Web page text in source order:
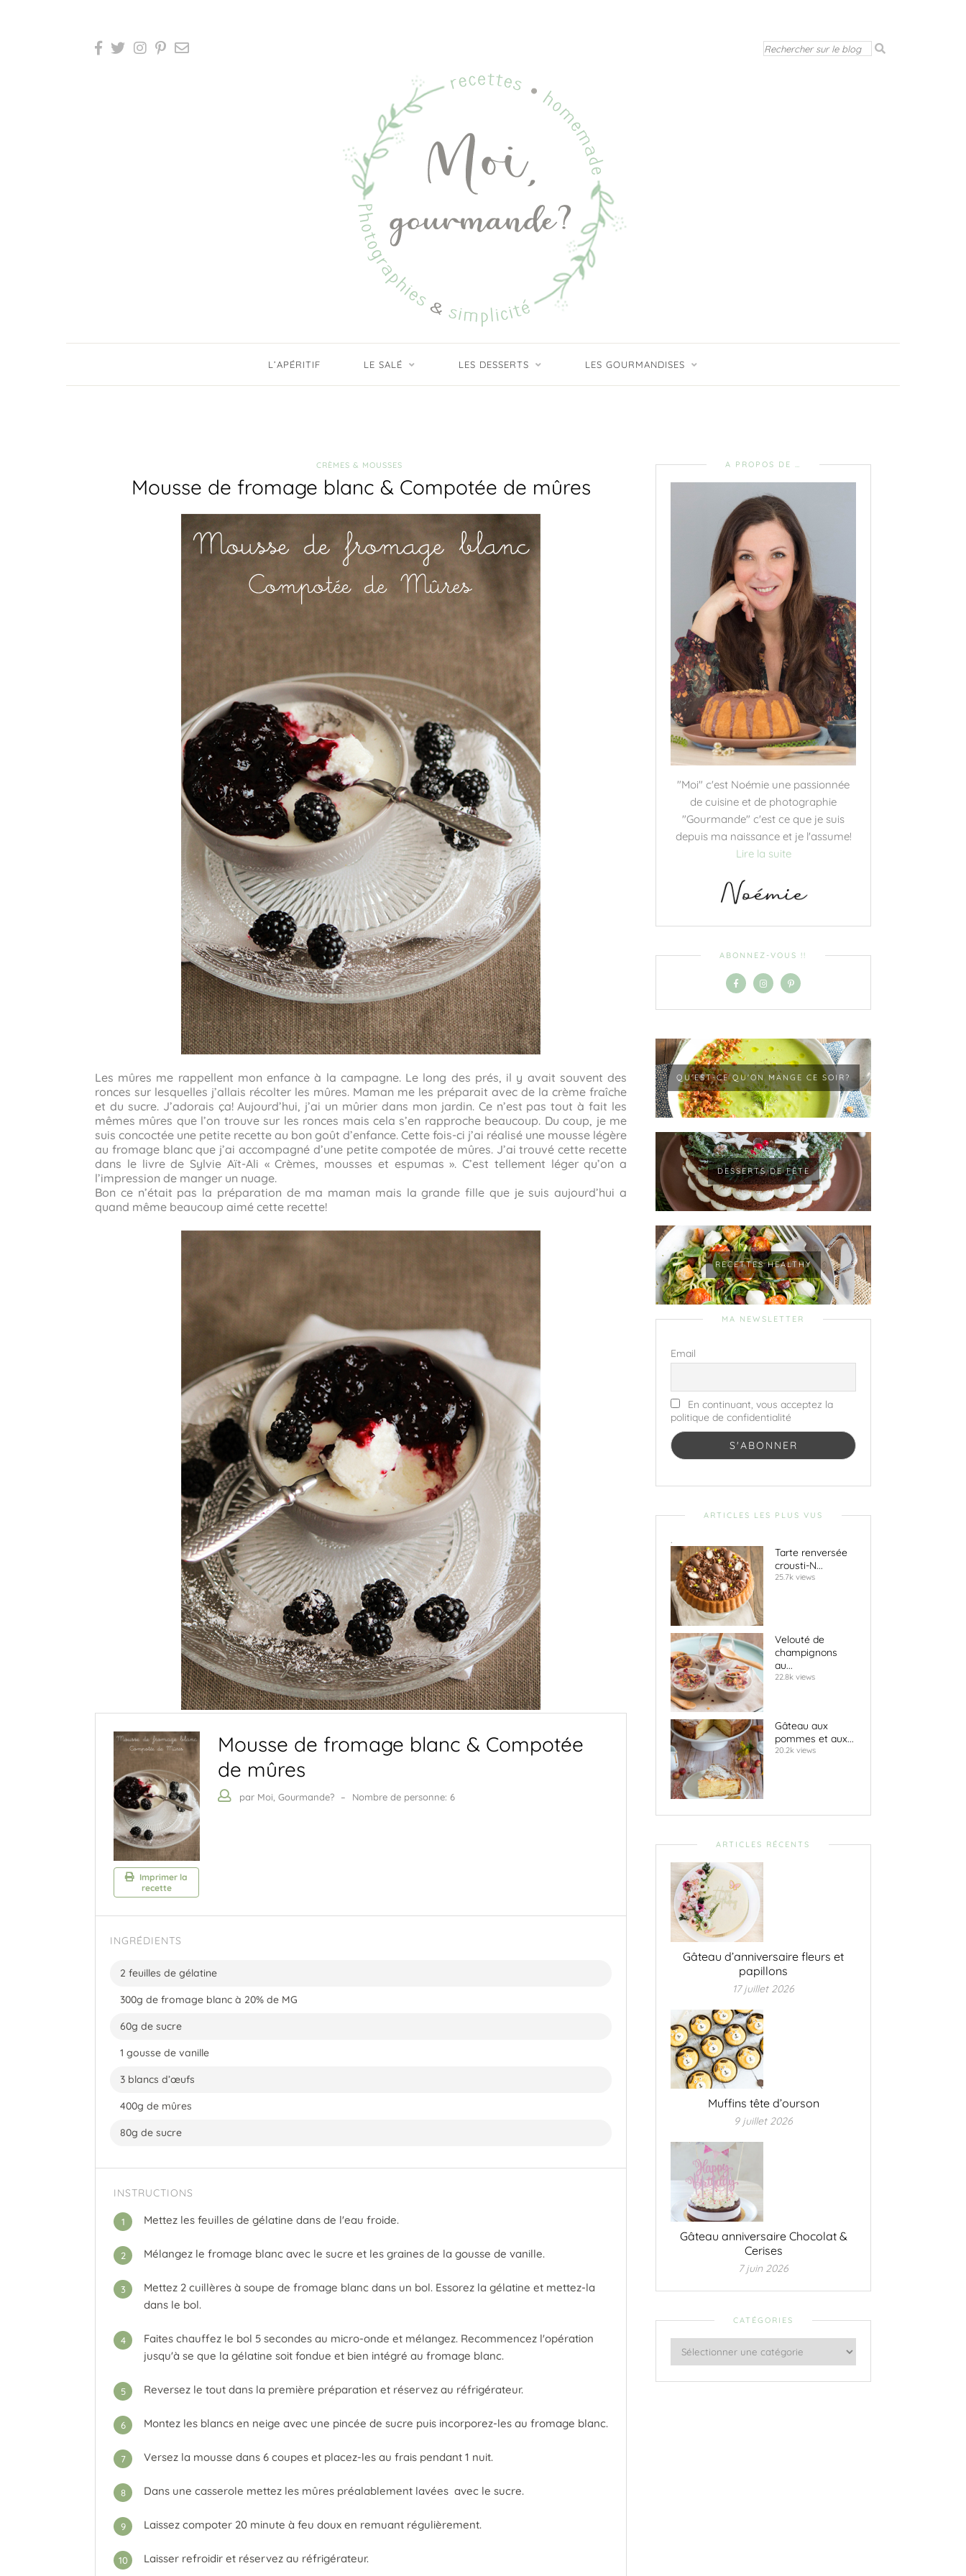
L’APÉRITIF LE SALÉ LES DESSERTS LES GOURMANDISES
CRÈMES & MOUSSES
Mousse de fromage blanc & Compotée de mûres
Les mûres me rappellent mon enfance à la campagne. Le long des prés, il y avait souvent des
ronces sur lesquelles j’allais récolter les mûres. Maman me les préparait avec de la crème fraîche
et du sucre. J’adorais ça! Aujourd’hui, j’ai un mûrier dans mon jardin. Ce n’est pas tout à fait les
mêmes mûres que l’on trouve sur les ronces mais cela s’en rapproche beaucoup. Du coup, je me
suis concoctée une petite recette au bon goût d’enfance. Cette fois-ci j’ai réalisé une mousse légère
au fromage blanc que j’ai accompagné d’une petite compotée de mûres. J’ai trouvé cette recette
dans le livre de Sylvie Aït-Ali « Crèmes, mousses et espumas ». C’est tellement léger qu’on a
l’impression de manger un nuage.
Bon ce n’était pas la préparation de ma maman mais la grande fille que je suis aujourd’hui a
quand même beaucoup aimé cette recette!
Imprimer la
recette
Mousse de fromage blanc & Compotée
de mûres
par Moi, Gourmande? – Nombre de personne: 6
INGRÉDIENTS
2 feuilles de gélatine
300g de fromage blanc à 20% de MG
60g de sucre
1 gousse de vanille
3 blancs d’œufs
400g de mûres
80g de sucre
INSTRUCTIONS
1 Mettez les feuilles de gélatine dans de l'eau froide.
2 Mélangez le fromage blanc avec le sucre et les graines de la gousse de vanille.
3
Mettez 2 cuillères à soupe de fromage blanc dans un bol. Essorez la gélatine et mettez-la
dans le bol.
4
Faites chauffez le bol 5 secondes au micro-onde et mélangez. Recommencez l'opération
jusqu'à se que la gélatine soit fondue et bien intégré au fromage blanc.
5 Reversez le tout dans la première préparation et réservez au réfrigérateur.
6 Montez les blancs en neige avec une pincée de sucre puis incorporez-les au fromage blanc.
7 Versez la mousse dans 6 coupes et placez-les au frais pendant 1 nuit.
8 Dans une casserole mettez les mûres préalablement lavées avec le sucre.
9 Laissez compoter 20 minute à feu doux en remuant régulièrement.
10 Laisser refroidir et réservez au réfrigérateur.
A PROPOS DE …
"Moi" c'est Noémie une passionnée
de cuisine et de photographie
"Gourmande" c'est ce que je suis
depuis ma naissance et je l'assume!
Lire la suite
ABONNEZ-VOUS !!
QU'EST-CE QU'ON MANGE CE SOIR?
DESSERTS DE FÊTE
RECETTES HEALTHY
MA NEWSLETTER
Email
En continuant, vous acceptez la
politique de confidentialité
ARTICLES LES PLUS VUS
.
Tarte renversée
crousti-N...
25.7k views
Velouté de
champignons
au...
22.8k views
Gâteau aux
pommes et aux...
20.2k views
ARTICLES RÉCENTS
Gâteau d’anniversaire fleurs et
papillons
17 juillet 2026
Muffins tête d’ourson
9 juillet 2026
Gâteau anniversaire Chocolat &
Cerises
7 juin 2026
CATÉGORIES